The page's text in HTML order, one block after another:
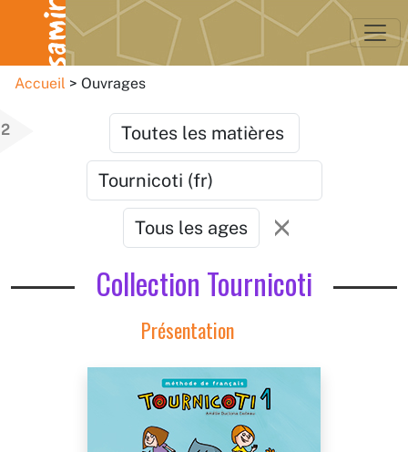
Accueil Ouvrages
2
Collection Tournicoti
Présentation